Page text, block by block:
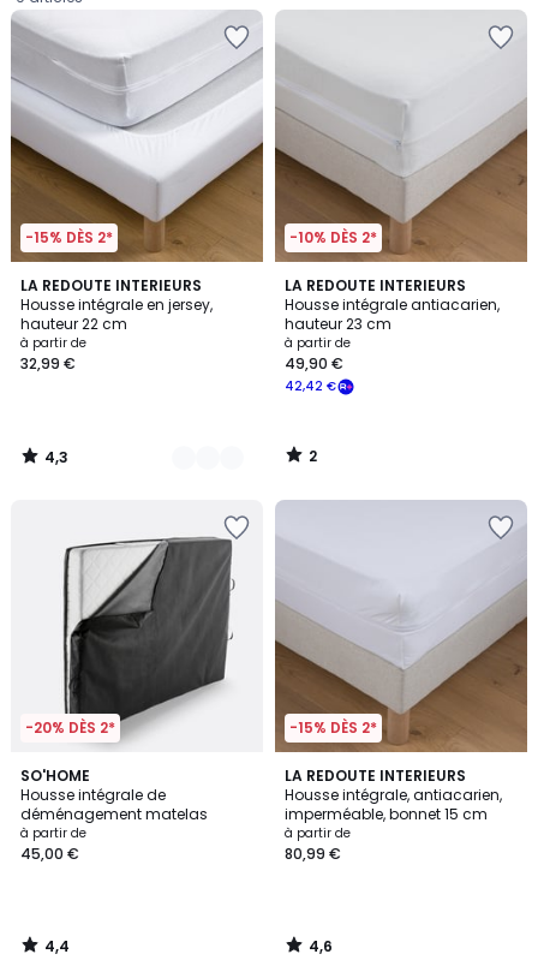
-15% DÈS 2*
LA REDOUTE INTERIEURS
Housse intégrale en jersey,
hauteur 22 cm
Prix
à
32,99
€.
à partir de
32,99 €
4,3
/ 5
3
Couleurs
4,3
/
-10% DÈS 2*
LA REDOUTE INTERIEURS
Housse intégrale antiacarien,
hauteur 23 cm
à partir de
42,42 €
49,90 €
2
/
5
2
/
-20% DÈS 2*
SO'HOME
Housse intégrale de
déménagement matelas
à partir de
45,00 €
4,4
/ 5
4,4
/
-15% DÈS 2*
LA REDOUTE INTERIEURS
Housse intégrale, antiacarien,
imperméable, bonnet 15 cm
à partir de
80,99 €
4,6
/ 5
4,6
/